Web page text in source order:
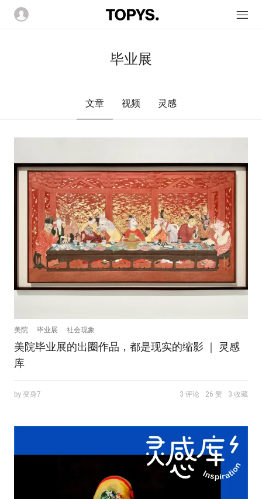
毕业展
文章 视频 灵感
美院 毕业展 社会现象
美院毕业展的出圈作品，都是现实的缩影 ｜ 灵感
库
by 变身7 3 评论 26 赞 3 收藏